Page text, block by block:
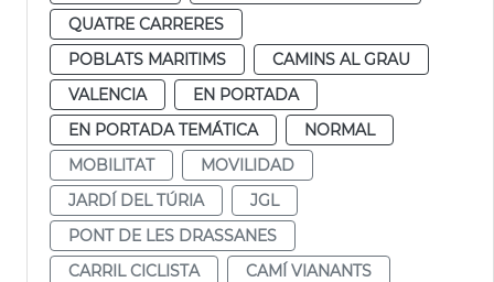
QUATRE CARRERES
POBLATS MARITIMS
CAMINS AL GRAU
VALENCIA
EN PORTADA
EN PORTADA TEMÁTICA
NORMAL
MOBILITAT
MOVILIDAD
JARDÍ DEL TÚRIA
JGL
PONT DE LES DRASSANES
CARRIL CICLISTA
CAMÍ VIANANTS